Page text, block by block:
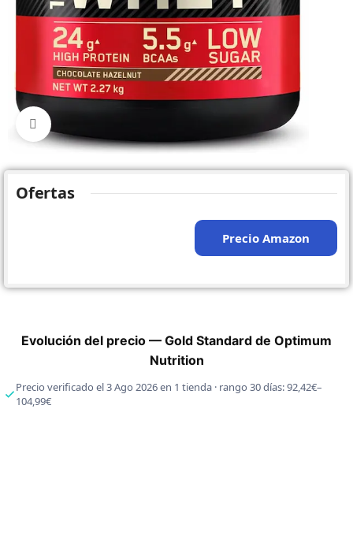
Click to enlarge
Ofertas
Precio Amazon
Evolución del precio — Gold Standard de Optimum
Nutrition
Precio verificado el 3 Ago 2026 en 1 tienda · rango 30 días: 92,42€–
104,99€